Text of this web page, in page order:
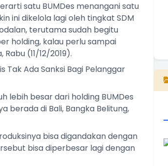
satu BUMDes menangani satu
ini dikelola lagi oleh tingkat SDM
terutama sudah begitu
holding, kalau perlu sampai
(11/12/2019).
Tak Ada Sanksi Bagi Pelanggar
lebih besar dari holding BUMDes
berada di Bali, Bangka Belitung,
bisa digandakan dengan
bisa diperbesar lagi dengan